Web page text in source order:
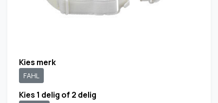
Kies merk
FAHL
Kies 1 delig of 2 delig